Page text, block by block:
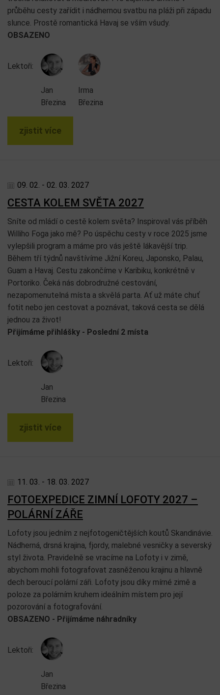
průběhu cesty zařídit i nádhernou svatbu na pláži při západu
slunce. Prostě romantická Havaj se vším všudy.
OBSAZENO
Lektoři:
Jan
Březina
Irma
Březina
zjistit více
09. 02. - 02. 03. 2027
CESTA KOLEM SVĚTA 2027
Sníte od mládí o cestě kolem světa? Inspiroval vás příběh
Williho Foga jako mě? Po úspěchu cesty v roce 2025 jsme
vylepšili program a máme pro vás ještě lákavější trip.
Během tří týdnů navštívíme Jižní Koreu, Japonsko, Palau,
Guam a Havaj. Cestu zakončíme v Karibiku, konkrétně v
Portoriko. Čeká nás dobrodružné cestování,
nezapomenutelná místa a skvělá parta. Ať už máte chuť
fotit nebo jen cestovat a poznávat, taková cesta se dělá
jednou za život!
Přijímáme přihlášky - Poslední 2 místa
Lektoři:
Jan
Březina
zjistit více
11. 03. - 18. 03. 2027
FOTOEXPEDICE ZIMNÍ LOFOTY 2027 –
POLÁRNÍ ZÁŘE
Lofoty jsou jedním z nejfotogeničtějších koutů Skandinávie.
Nádherná, drsná krajina, fjordy, malebné vesničky a severský
styl života. Pravidelně se vracíme na Lofoty i v zimě,
abychom mohli fotografovat zasněženou krajinu a hlavně
dech beroucí polární záři. Lofoty jsou díky mírné zimě a
poloze za polárním kruhem ideálním místem pro její
pozorování a fotografování.
OBSAZENO - Přijímáme náhradníky
Lektoři:
Jan
Březina